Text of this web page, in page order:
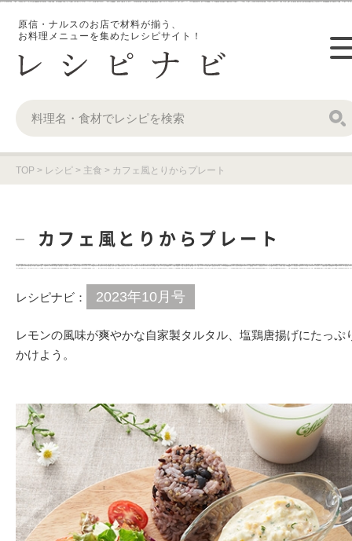
原信・ナルスのお店で材料が揃う、
お料理メニューを集めたレシピサイト！
TOP > レシピ > 主食 > カフェ風とりからプレート
カフェ風とりからプレート
レシピナビ： 2023年10月号
レモンの風味が爽やかな自家製タルタル、塩鶏唐揚げにたっぷ
かけよう。